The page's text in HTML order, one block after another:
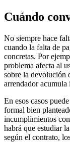
Cuándo
No siempre hace
cuando la falta de
concretas. Por
problema afecta al
sobre la devolución
arrendador
En esos casos
formal bien
incumplimientos
habrá que estudiar
según el contrato,